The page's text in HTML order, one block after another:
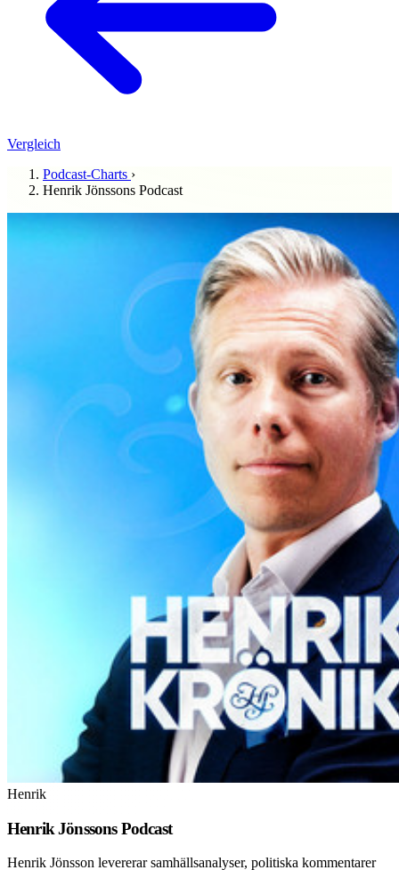
Vergleich
Podcast-Charts ›
Henrik Jönssons Podcast
Henrik
Henrik Jönssons Podcast
Henrik Jönsson levererar samhällsanalyser, politiska kommentarer